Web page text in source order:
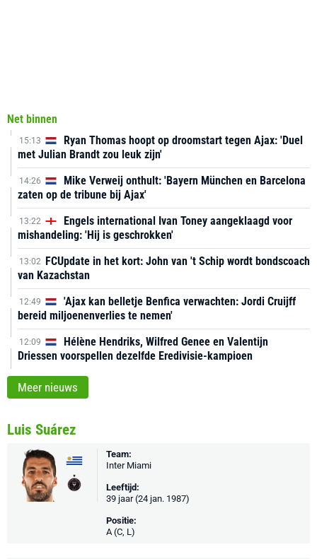
Net binnen
15:13
Ryan Thomas hoopt op droomstart tegen Ajax: 'Duel
met Julian Brandt zou leuk zijn'
14:26
Mike Verweij onthult: 'Bayern München en Barcelona
zaten op de tribune bij Ajax'
13:22
Engels international Ivan Toney aangeklaagd voor
mishandeling: 'Hij is geschrokken'
13:02 FCUpdate in het kort: John van 't Schip wordt bondscoach
van Kazachstan
12:49
'Ajax kan belletje Benfica verwachten: Jordi Cruijff
bereid miljoenenverlies te nemen'
12:09
Hélène Hendriks, Wilfred Genee en Valentijn
Driessen voorspellen dezelfde Eredivisie-kampioen
Meer nieuws
Luis Suárez
Team:
Inter Miami
Leeftijd:
39 jaar (24 jan. 1987)
Positie:
A (C, L)